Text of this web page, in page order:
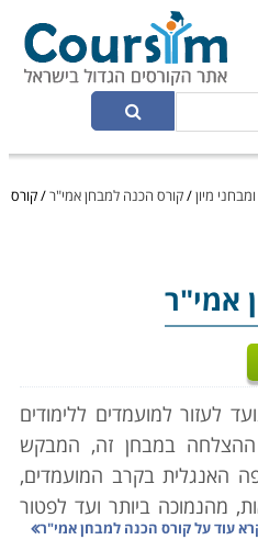
מיון/קורס הכנה למבחן אמי"ר/קורס
אמי"ר
לעזור למועמדים ללימודים
ההצלחה במבחן זה, המבקש
האנגלית בקרב המועמדים,
מהנמוכה ביותר ועד לפטור
בבחינה הפסיכומטרית פטור
עוד עלקורס הכנה למבחן אמי"ר